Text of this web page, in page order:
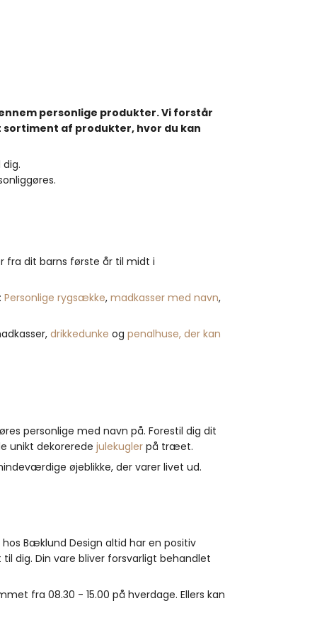
personlige produkter. Vi forstår
af produkter, hvor du kan
fra dit barns første år til midt i
Personlige rygsække, madkasser med navn,
drikkedunke og penalhuse, der kan
personlige med navn på. Forestil dig dit
unikt dekorerede julekugler på træet.
øjeblikke, der varer livet ud.
Bæklund Design altid har en positiv
dig. Din vare bliver forsvarligt behandlet
fra 08.30 - 15.00 på hverdage. Ellers kan